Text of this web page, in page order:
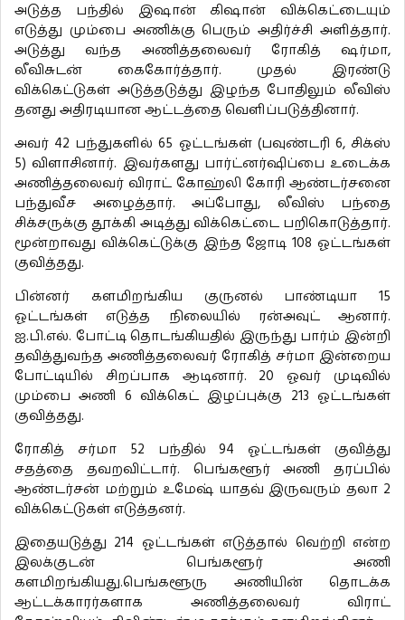
அடுத்த பந்தில் இஷான் கிஷான் விக்கெட்டையும்
எடுத்து மும்பை அணிக்கு பெரும் அதிர்ச்சி அளித்தார்.
அடுத்து வந்த அணித்தலைவர் ரோகித் ஷர்மா,
லீவிசுடன் கைகோர்த்தார். முதல் இரண்டு
விக்கெட்டுகள் அடுத்தடுத்து இழந்த போதிலும் லீவிஸ்
தனது அதிரடியான ஆட்டத்தை வெளிப்படுத்தினார்.
அவர் 42 பந்துகளில் 65 ஓட்டங்கள் (பவுண்டரி 6, சிக்ஸ்
5) விளாசினார். இவர்களது பார்ட்னர்ஷிப்பை உடைக்க
அணித்தலைவர் விராட் கோஹ்லி கோரி ஆண்டர்சனை
பந்துவீச அழைத்தார். அப்போது, லீவிஸ் பந்தை
சிக்சருக்கு தூக்கி அடித்து விக்கெட்டை பறிகொடுத்தார்.
மூன்றாவது விக்கெட்டுக்கு இந்த ஜோடி 108 ஓட்டங்கள்
குவித்தது.
பின்னர் களமிறங்கிய குருனல் பாண்டியா 15
ஓட்டங்கள் எடுத்த நிலையில் ரன்அவுட் ஆனார்.
ஐ.பி.எல். போட்டி தொடங்கியதில் இருந்து பார்ம் இன்றி
தவித்துவந்த அணித்தலைவர் ரோகித் சர்மா இன்றைய
போட்டியில் சிறப்பாக ஆடினார். 20 ஓவர் முடிவில்
மும்பை அணி 6 விக்கெட் இழப்புக்கு 213 ஓட்டங்கள்
குவித்தது.
ரோகித் சர்மா 52 பந்தில் 94 ஓட்டங்கள் குவித்து
சதத்தை தவறவிட்டார். பெங்களூர் அணி தரப்பில்
ஆண்டர்சன் மற்றும் உமேஷ் யாதவ் இருவரும் தலா 2
விக்கெட்டுகள் எடுத்தனர்.
இதையடுத்து 214 ஓட்டங்கள் எடுத்தால் வெற்றி என்ற
இலக்குடன் பெங்களூர் அணி
களமிறங்கியது.பெங்களூரு அணியின் தொடக்க
ஆட்டக்காரர்களாக அணித்தலைவர் விராட்